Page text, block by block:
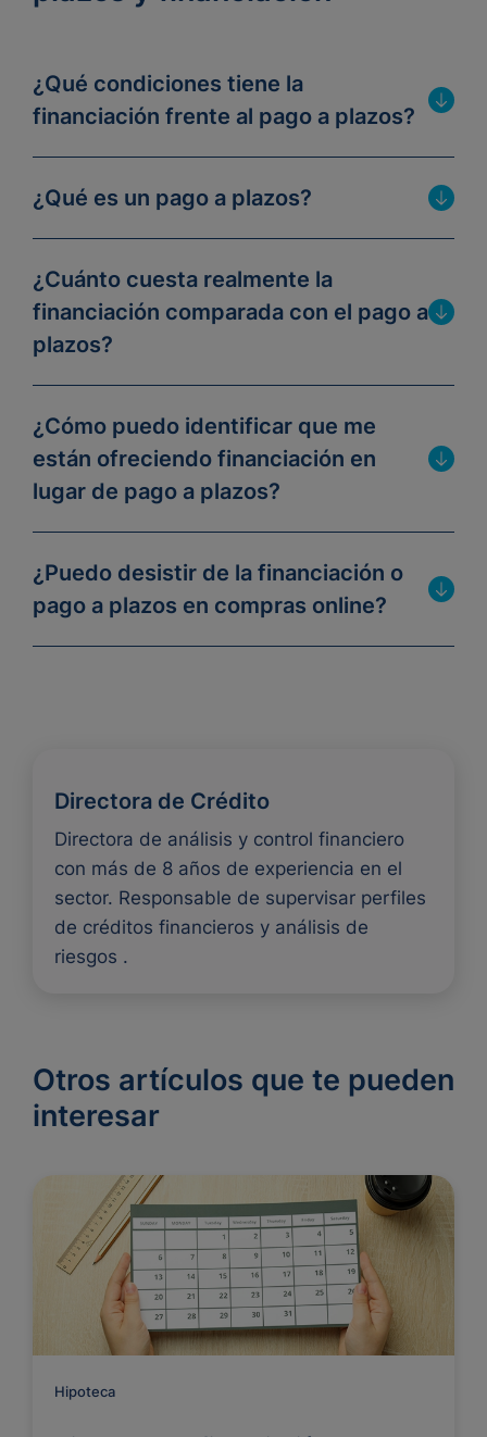
¿Qué condiciones tiene la
financiación frente al pago a plazos?
¿Qué es un pago a plazos?
¿Cuánto cuesta realmente la
financiación comparada con el pago a
plazos?
¿Cómo puedo identificar que me
están ofreciendo financiación en
lugar de pago a plazos?
¿Puedo desistir de la financiación o
pago a plazos en compras online?
Directora de Crédito
Directora de análisis y control financiero
con más de 8 años de experiencia en el
sector. Responsable de supervisar perfiles
de créditos financieros y análisis de
riesgos .
Otros artículos que te pueden
interesar
Hipoteca